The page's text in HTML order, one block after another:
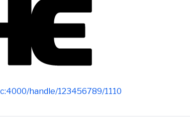
handle/123456789/1110